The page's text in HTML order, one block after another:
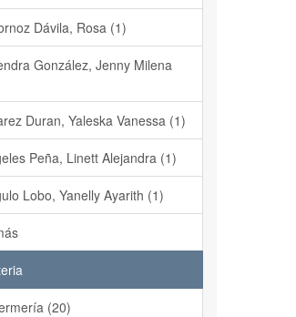
Dávila, Rosa (1)
González, Jenny Milena
Duran, Yaleska Vanessa (1)
Peña, Linett Alejandra (1)
Lobo, Yanelly Ayarith (1)
(20)